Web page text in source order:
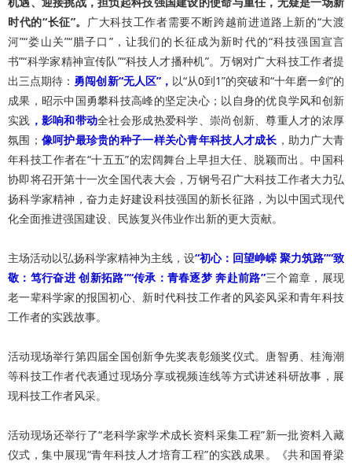
时代的“长征”。 广大科技工作者需要不断跨越前进道路上新的“大渡
河”“娄山关”“腊子口”，让我们的长征成为新时代的“科技强国宣言
书”“科学家精神宣传队”“科技人才播种机”。万钢对广大科技工作者提
出三点期待： 勇闯创新“无人区”， 以“从0到1”的突破和“十年磨一剑”的
成果，昭示中国勇攀科技高峰的坚定决心；以自身的优良学风和创新
实践 ，影响和带动全社会形成热爱科学、崇尚创新、尊重人才的浓厚
氛围； 像呵护最珍贵的种子一样关心青年科技人才成长 ，助力广大青
年科技工作者在“十五五”的宏阔舞台上早担大任、脱颖而出。中国科
协即将召开第十一次全国代表大会，万钢号召广大科技工作者大力弘
扬科学家精神，奋力走好建设科技强国的新长征路，为以中国式现代
化全面推进强国建设、民族复兴伟业作出新的更大贡献。
主场活动以弘扬科学家精神为主线，设“初心：回望峥嵘 聚力筑路”“致
敬：笃行奋进 创新拓路”“传承：青春逐梦 奔赴前路”三个篇章，展现
老一辈科学家的报国初心、新时代科技工作者的风姿风采和青年科技
工作者的实践故事。
活动现场举行第四届全国创新争先奖表彰颁奖仪式。唐智勇、桂海潮
等科技工作者代表通过现场分享或视频连线等方式讲述科研故事，展
现科技工作者风采。
活动现场还举行了“老科学家学术成长资料采集工程”新一批资料入藏
仪式，集中展现“青年科技人才培育工程”的实践成果。《共和国脊梁